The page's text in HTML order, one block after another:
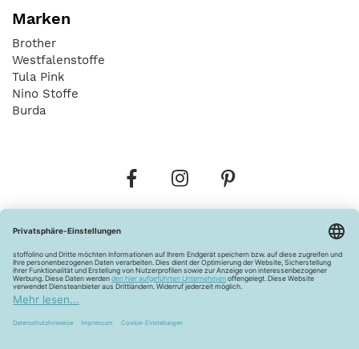
Marken
Brother
Westfalenstoffe
Tula Pink
Nino Stoffe
Burda
Widerrufsbelehrung Vertrag widerrufen
Barrierefreiheitserklärung